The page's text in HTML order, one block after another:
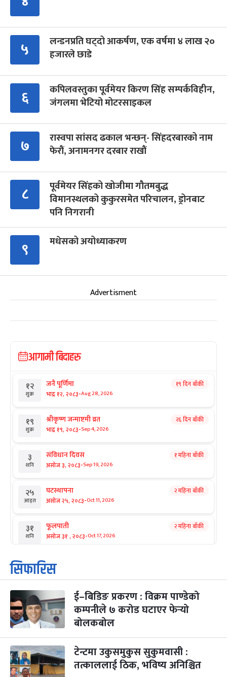
५
लन्डनप्रति घट्दो आकर्षण, एक वर्षमा ४ लाख २०
हजारले छाडे
६
कपिलवस्तुका पूर्वमेयर किरण सिंह सम्पर्कविहीन,
जंगलमा भेटियो मोटरसाइकल
७
रास्वपा सांसद ढकाल भन्छन्- सिंहदरबारको नाम
फेरौं, अनामनगर दरबार राखौं
८
पूर्वमेयर सिंहको खोजीमा गौतमबुद्ध
विमानस्थलको कुकुरसमेत परिचालन, ड्रोनबाट
पनि निगरानी
९ मधेसको अयोध्याकरण
Advertisment
आगामी बिदाहरु
१२
शुक्र
जनै पूर्णिमा
भाद्र १२, २०८३-Aug 28, 2026
१९ दिन बाँकी
१९
शुक्र
श्रीकृष्ण जन्माष्टमी व्रत
भाद्र १९, २०८३-Sep 4, 2026
२६ दिन बाँकी
३
शनि
संविधान दिवस
असोज ३, २०८३-Sep 19, 2026
१ महिना बाँकी
२५
आइत
घटस्थापना
असोज २५, २०८३-Oct 11, 2026
२ महिना बाँकी
३१
शनि
फूलपाती
असोज ३१ , २०८३-Oct 17, 2026
२ महिना बाँकी
१
आइत
कार्तिक सङ्क्रान्ति
कार्तिक १, २०८३
३
मंगल
महानवमी
कार्तिक ३, २०८३-Oct 20, 2026
२ महिना बाँकी
४
५ पापा‌ङ्कुशा एकादशी व्रत २ महिना बाँकी
सिफारिस
ई–बिडिङ प्रकरण : विक्रम पाण्डेको
कम्पनीले ७ करोड घटाएर फेर्‍यो
बोलकबोल
टेन्टमा उकुसमुकुस सुकुमवासी :
तत्काललाई ठिक, भविष्य अनिश्चित